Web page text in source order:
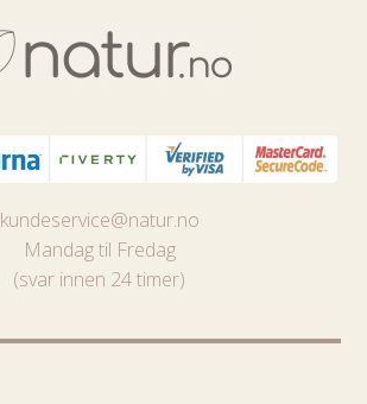
kundeservice@natur.no
Mandag til Fredag
(svar innen 24 timer)